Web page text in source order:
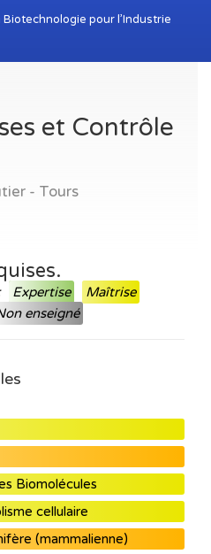
pour l’Industrie
et Contrôle
- Tours
Expertise
Maîtrise
enseigné
Biomolécules
cellulaire
(mammalienne)